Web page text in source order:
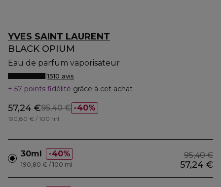
YVES SAINT LAURENT
BLACK OPIUM
Eau de parfum vaporisateur
1510 avis
57 points fidélité grâce à cet achat
40%
57,24 €95,40 €
190,80 € / 100 ml
30ml 40% 95,40 €
57,24 €
190,80 € / 100 ml